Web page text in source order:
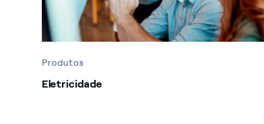
Produtos
Eletricidade